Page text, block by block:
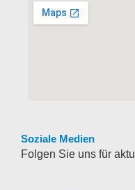
Soziale Medien
Folgen Sie uns für